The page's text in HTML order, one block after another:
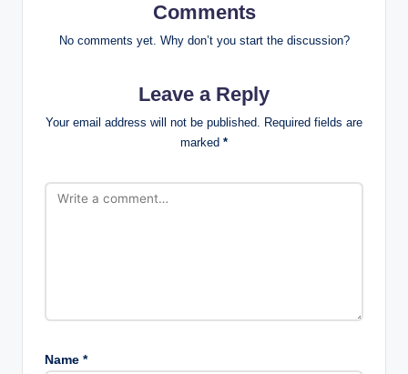
Comments
No comments yet. Why don’t you start the discussion?
Leave a Reply
Your email address will not be published. Required fields are
marked *
Name *